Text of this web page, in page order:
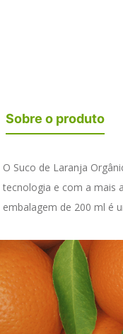
Sobre o produto
O Suco de Laranja
tecnologia e com a mais
embalagem de 200 ml é